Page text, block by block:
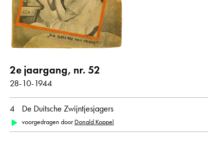
alle weergeven
Gedichten met audiobijdrage
maand
2e jaargang, nr. 52
28-10-1944
4 De Duitsche Zwijntjesjagers
voorgedragen door Donald Koppel